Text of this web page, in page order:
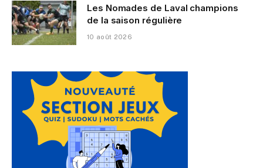
Les Nomades de Laval champions
de la saison régulière
10 août 2026